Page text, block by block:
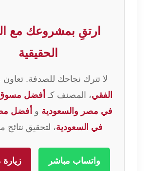
ارتقِ بمشروعك مع
الحقيقية
لا تترك نجاحك للصدفة. تعاون
الفقي، المصنف كـ أفضل مسوق
في مصر والسعودية و أفضل
في السعودية، لتحقيق نتائج
واتساب مباشر